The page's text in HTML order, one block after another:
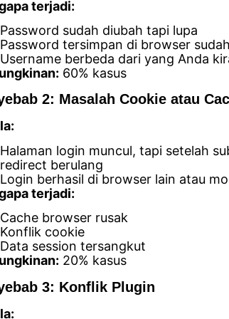
terjadi:
Password sudah diubah tapi lupa
Password tersimpan di browser
Username berbeda dari yang Anda
60% kasus
2: Masalah Cookie atau
Halaman login muncul, tapi setelah
redirect berulang
Login berhasil di browser lain atau
terjadi:
Cache browser rusak
Konflik cookie
Data session tersangkut
20% kasus
3: Konflik Plugin